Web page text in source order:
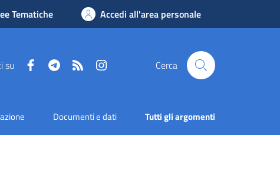
Tematiche Accedi all'area personale
su FacebookTelegramRSS Cerca
Documenti e dati Tutti gli argomenti